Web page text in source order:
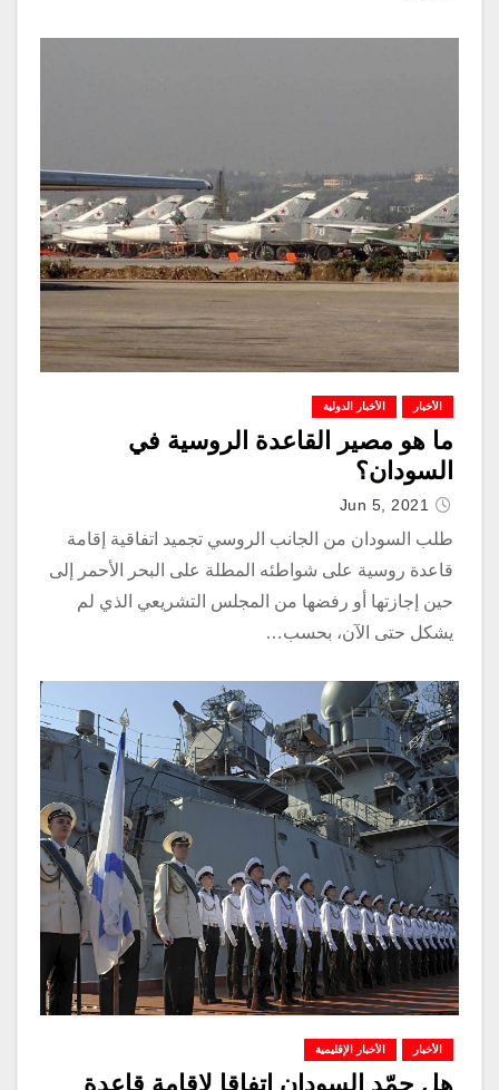
الأخبار الأخبار الدولية
ما هو مصير القاعدة الروسية في
السودان؟
Jun 5, 2021
طلب السودان من الجانب الروسي تجميد اتفاقية إقامة
قاعدة روسية على شواطئه المطلة على البحر الأحمر إلى
حين إجازتها أو رفضها من المجلس التشريعي الذي لم
يشكل حتى الآن، بحسب…
الأخبار الأخبار الإقليمية
هل جمّد السودان اتفاقا لإقامة قاعدة